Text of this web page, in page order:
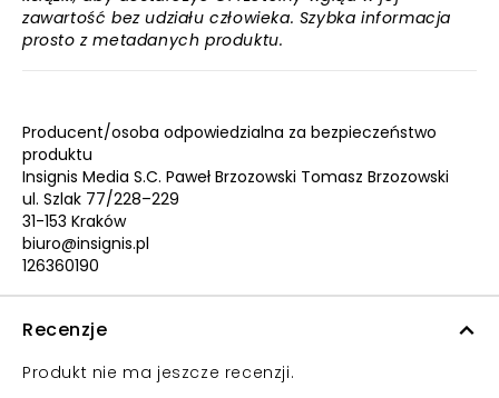
zawartość bez udziału człowieka. Szybka informacja
prosto z metadanych produktu.
Producent/osoba odpowiedzialna za bezpieczeństwo
produktu
Insignis Media S.C. Paweł Brzozowski Tomasz Brzozowski
ul. Szlak 77/228–229
31-153 Kraków
biuro@insignis.pl
126360190
Recenzje
Produkt nie ma jeszcze recenzji.